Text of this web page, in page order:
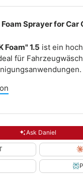
Sprayer for Car
Foam" 1.5 ist ein
für
Ask Daniel